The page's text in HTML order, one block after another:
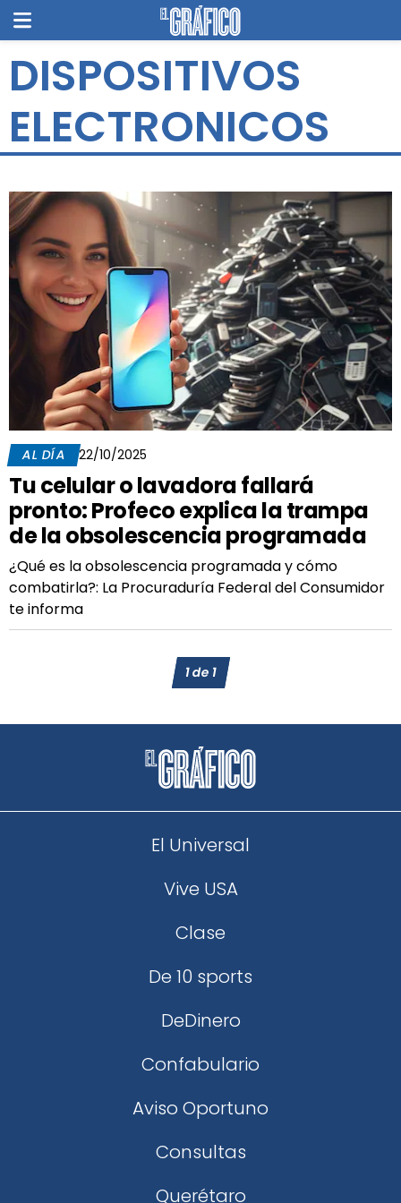
DISPOSITIVOS
ELECTRONICOS
AL DÍA 22/10/2025
Tu celular o lavadora fallará
pronto: Profeco explica la trampa
de la obsolescencia programada
¿Qué es la obsolescencia programada y cómo
combatirla?: La Procuraduría Federal del Consumidor
te informa
1de1
El Universal
Vive USA
Clase
De 10 sports
DeDinero
Confabulario
Aviso Oportuno
Consultas
Querétaro